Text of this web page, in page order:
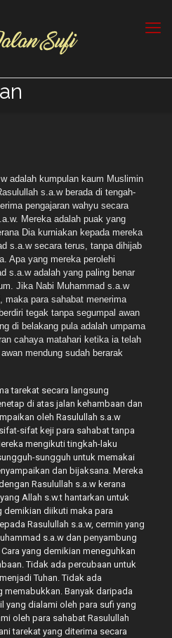
adalah kumpulan kaum Muslimin
s.a.w berada di tengah-
pengajaran wahyu secara
Mereka adalah puak yang
Dia kurniakan kepada mereka
s.a.w secara terus, tanpa dihijab
Apa yang mereka perolehi
s.a.w adalah yang paling benar
Jika Nabi Muhammad s.a.w
maka para sahabat menerima
tegak tanpa segumpal awan
di belakang pula adalah umpama
cahaya matahari ketika ia telah
mendung sudah berarak
tarekat secara langsung
di atas jalan kehambaan dan
oleh Rasulullah s.a.w
sifat keji para sahabat tanpa
mengikuti tingkah-laku
sungguh untuk memakai
dan bijaksana. Mereka
Rasulullah s.a.w kerana
Allah s.w.t hantarkan untuk
demikian diikuti maka para
Rasulullah s.a.w, cermin yang
s.a.w dan penyambung
yang demikian meneguhkan
Tidak ada percubaan untuk
Tuhan. Tidak ada
memabukkan. Banyak daripada
yang dialami oleh para sufi yang
oleh para sahabat Rasulullah
tarekat yang diterima secara